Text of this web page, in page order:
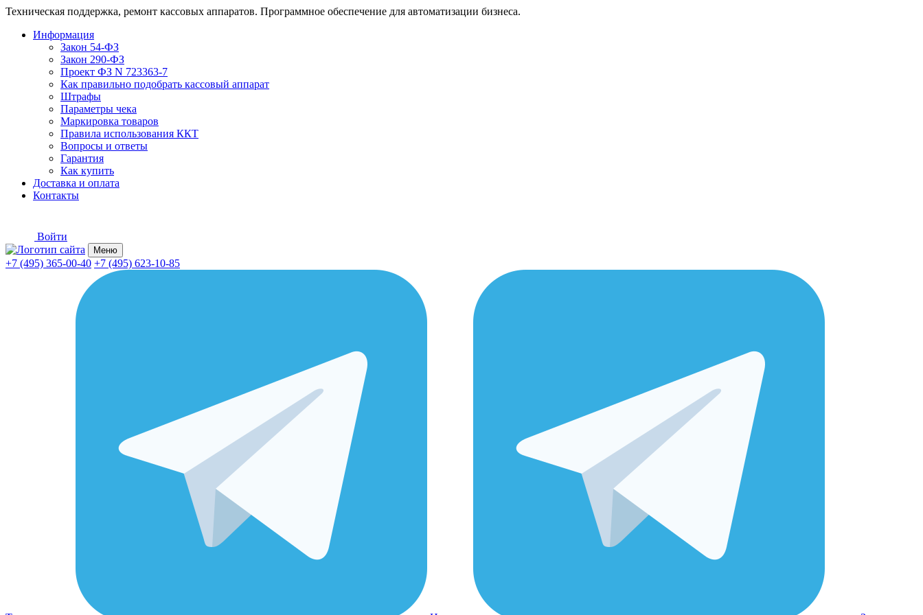
Техническая поддержка, ремонт кассовых аппаратов. Программное обеспечение для автоматизации бизнеса.
Информация
Закон 54-ФЗ
Закон 290-ФЗ
Проект ФЗ N 723363-7
Как правильно подобрать кассовый аппарат
Штрафы
Параметры чека
Маркировка товаров
Правила использования ККТ
Вопросы и ответы
Гарантия
Как купить
Доставка и оплата
Контакты
Войти
Меню
+7 (495) 365-00-40 +7 (495) 623-10-85